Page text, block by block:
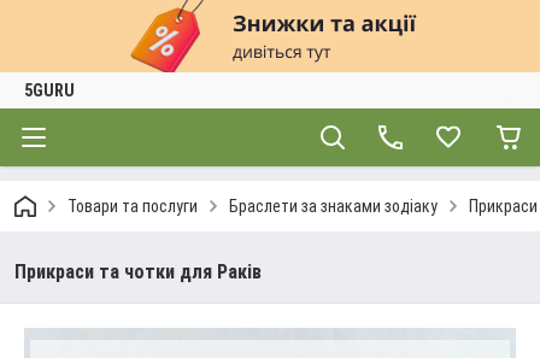
5GURU
Товари та послуги Браслети за знаками зодіаку
Прикраси та чотки для Раків